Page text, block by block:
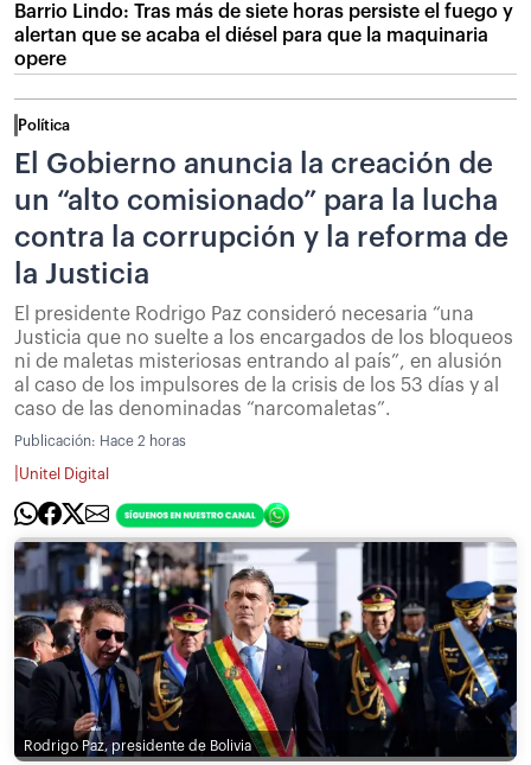
Barrio Lindo: Tras más de siete horas persiste el fuego y
alertan que se acaba el diésel para que la maquinaria
opere
Política
El Gobierno anuncia la creación de
un “alto comisionado” para la lucha
contra la corrupción y la reforma de
la Justicia
El presidente Rodrigo Paz consideró necesaria “una
Justicia que no suelte a los encargados de los bloqueos
ni de maletas misteriosas entrando al país”, en alusión
al caso de los impulsores de la crisis de los 53 días y al
caso de las denominadas “narcomaletas”.
Publicación: Hace 2 horas
Unitel Digital
Rodrigo Paz, presidente de Bolivia